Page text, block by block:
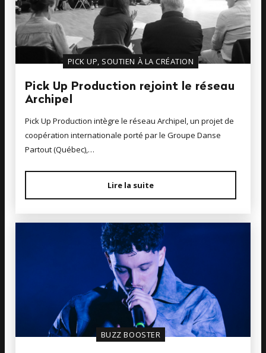
PICK UP, SOUTIEN À LA CRÉATION
Pick Up Production rejoint le réseau
Archipel
Pick Up Production intègre le réseau Archipel, un projet de
coopération internationale porté par le Groupe Danse
Partout (Québec),…
Lire la suite
BUZZ BOOSTER